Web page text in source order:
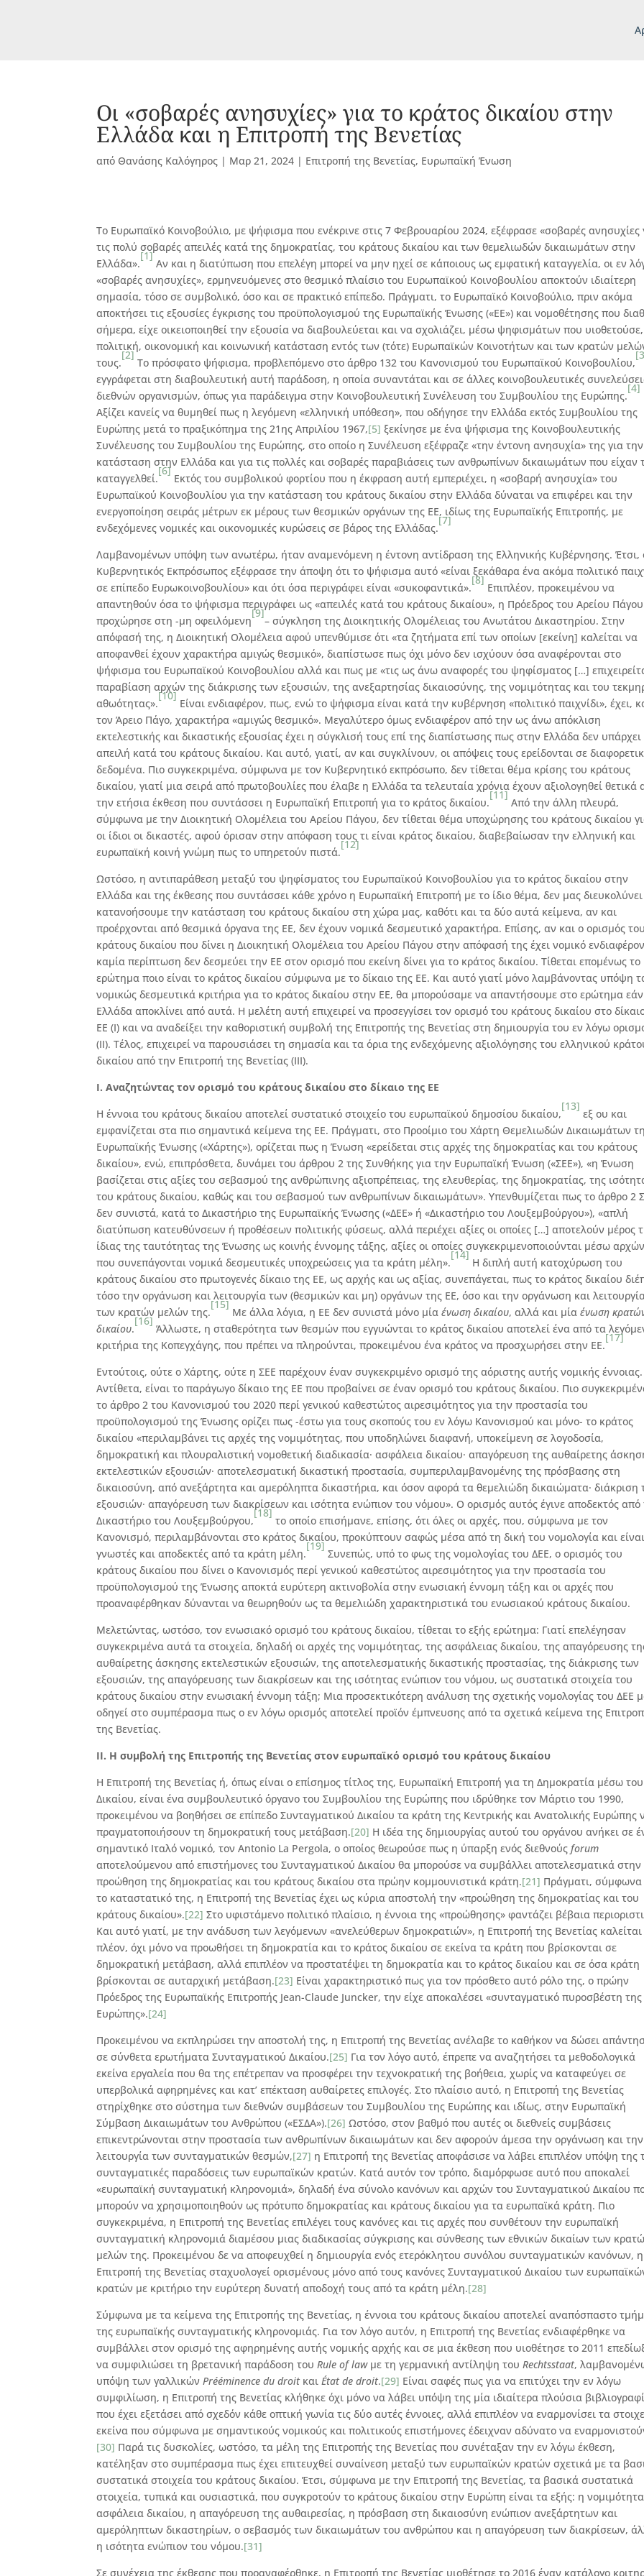
Οι «σοβαρές ανησυχίες» για το κράτος δικαίου στην
Ελλάδα και η Επιτροπή της Βενετίας
από Θανάσης Καλόγηρος | Μαρ 21, 2024 | Επιτροπή της Βενετίας, Ευρωπαϊκή Ένωση
Το Ευρωπαϊκό Κοινοβούλιο, με ψήφισμα που ενέκρινε στις 7 Φεβρουαρίου 2024, εξέφρασε «σοβαρές ανησυχίες
τις πολύ σοβαρές απειλές κατά της δημοκρατίας, του κράτους δικαίου και των θεμελιωδών δικαιωμάτων στην
Ελλάδα».
[1]
Αν και η διατύπωση που επελέγη μπορεί να μην ηχεί σε κάποιους ως εμφατική καταγγελία, οι εν
«σοβαρές ανησυχίες», ερμηνευόμενες στο θεσμικό πλαίσιο του Ευρωπαϊκού Κοινοβουλίου αποκτούν ιδιαίτερη
σημασία, τόσο σε συμβολικό, όσο και σε πρακτικό επίπεδο. Πράγματι, το Ευρωπαϊκό Κοινοβούλιο, πριν ακόμα
αποκτήσει τις εξουσίες έγκρισης του προϋπολογισμού της Ευρωπαϊκής Ένωσης («ΕΕ») και νομοθέτησης που
σήμερα, είχε οικειοποιηθεί την εξουσία να διαβουλεύεται και να σχολιάζει, μέσω ψηφισμάτων που
πολιτική, οικονομική και κοινωνική κατάσταση εντός των (τότε) Ευρωπαϊκών Κοινοτήτων και των κρατών
τους.
[2]
Το πρόσφατο ψήφισμα, προβλεπόμενο στο άρθρο 132 του Κανονισμού του Ευρωπαϊκού Κοινοβουλίου,
εγγράφεται στη διαβουλευτική αυτή παράδοση, η οποία συναντάται και σε άλλες κοινοβουλευτικές
διεθνών οργανισμών, όπως για παράδειγμα στην Κοινοβουλευτική Συνέλευση του Συμβουλίου της Ευρώπης.
[4]
Αξίζει κανείς να θυμηθεί πως η λεγόμενη «ελληνική υπόθεση», που οδήγησε την Ελλάδα εκτός Συμβουλίου της
Ευρώπης μετά το πραξικόπημα της 21ης Απριλίου 1967,[5] ξεκίνησε με ένα ψήφισμα της Κοινοβουλευτικής
Συνέλευσης του Συμβουλίου της Ευρώπης, στο οποίο η Συνέλευση εξέφραζε «την έντονη ανησυχία» της για την
κατάσταση στην Ελλάδα και για τις πολλές και σοβαρές παραβιάσεις των ανθρωπίνων δικαιωμάτων που είχαν
καταγγελθεί.
[6]
Εκτός του συμβολικού φορτίου που η έκφραση αυτή εμπεριέχει, η «σοβαρή ανησυχία» του
Ευρωπαϊκού Κοινοβουλίου για την κατάσταση του κράτους δικαίου στην Ελλάδα δύναται να επιφέρει και την
ενεργοποίηση σειράς μέτρων εκ μέρους των θεσμικών οργάνων της ΕΕ, ιδίως της Ευρωπαϊκής Επιτροπής, με
ενδεχόμενες νομικές και οικονομικές κυρώσεις σε βάρος της Ελλάδας.
[7]
Λαμβανομένων υπόψη των ανωτέρω, ήταν αναμενόμενη η έντονη αντίδραση της Ελληνικής Κυβέρνησης. Έτσι,
Κυβερνητικός Εκπρόσωπος εξέφρασε την άποψη ότι το ψήφισμα αυτό «είναι ξεκάθαρα ένα ακόμα πολιτικό
σε επίπεδο Ευρωκοινοβουλίου» και ότι όσα περιγράφει είναι «συκοφαντικά».
[8]
Επιπλέον, προκειμένου να
απαντηθούν όσα το ψήφισμα περιγράφει ως «απειλές κατά του κράτους δικαίου», η Πρόεδρος του Αρείου Πάγου
προχώρησε στη -μη οφειλόμενη
[9]
– σύγκληση της Διοικητικής Ολομέλειας του Ανωτάτου Δικαστηρίου. Στην
απόφασή της, η Διοικητική Ολομέλεια αφού υπενθύμισε ότι «τα ζητήματα επί των οποίων [εκείνη] καλείται να
αποφανθεί έχουν χαρακτήρα αμιγώς θεσμικό», διαπίστωσε πως όχι μόνο δεν ισχύουν όσα αναφέρονται στο
ψήφισμα του Ευρωπαϊκού Κοινοβουλίου αλλά και πως με «τις ως άνω αναφορές του ψηφίσματος […]
παραβίαση αρχών της διάκρισης των εξουσιών, της ανεξαρτησίας δικαιοσύνης, της νομιμότητας και του
αθωότητας».
[10]
Είναι ενδιαφέρον, πως, ενώ το ψήφισμα είναι κατά την κυβέρνηση «πολιτικό παιχνίδι», έχει,
τον Άρειο Πάγο, χαρακτήρα «αμιγώς θεσμικό». Μεγαλύτερο όμως ενδιαφέρον από την ως άνω απόκλιση
εκτελεστικής και δικαστικής εξουσίας έχει η σύγκλισή τους επί της διαπίστωσης πως στην Ελλάδα δεν υπάρχει
απειλή κατά του κράτους δικαίου. Και αυτό, γιατί, αν και συγκλίνουν, οι απόψεις τους ερείδονται σε
δεδομένα. Πιο συγκεκριμένα, σύμφωνα με τον Κυβερνητικό εκπρόσωπο, δεν τίθεται θέμα κρίσης του κράτους
δικαίου, γιατί μια σειρά από πρωτοβουλίες που έλαβε η Ελλάδα τα τελευταία χρόνια έχουν αξιολογηθεί θετικά
την ετήσια έκθεση που συντάσσει η Ευρωπαϊκή Επιτροπή για το κράτος δικαίου.
[11]
Από την άλλη πλευρά,
σύμφωνα με την Διοικητική Ολομέλεια του Αρείου Πάγου, δεν τίθεται θέμα υποχώρησης του κράτους δικαίου
οι ίδιοι οι δικαστές, αφού όρισαν στην απόφαση τους τι είναι κράτος δικαίου, διαβεβαίωσαν την ελληνική και
ευρωπαϊκή κοινή γνώμη πως το υπηρετούν πιστά.
[12]
Ωστόσο, η αντιπαράθεση μεταξύ του ψηφίσματος του Ευρωπαϊκού Κοινοβουλίου για το κράτος δικαίου στην
Ελλάδα και της έκθεσης που συντάσσει κάθε χρόνο η Ευρωπαϊκή Επιτροπή με το ίδιο θέμα, δεν μας
κατανοήσουμε την κατάσταση του κράτους δικαίου στη χώρα μας, καθότι και τα δύο αυτά κείμενα, αν και
προέρχονται από θεσμικά όργανα της ΕΕ, δεν έχουν νομικά δεσμευτικό χαρακτήρα. Επίσης, αν και ο ορισμός του
κράτους δικαίου που δίνει η Διοικητική Ολομέλεια του Αρείου Πάγου στην απόφασή της έχει νομικό
καμία περίπτωση δεν δεσμεύει την ΕΕ στον ορισμό που εκείνη δίνει για το κράτος δικαίου. Τίθεται επομένως το
ερώτημα ποιο είναι το κράτος δικαίου σύμφωνα με το δίκαιο της ΕΕ. Και αυτό γιατί μόνο λαμβάνοντας υπόψη
νομικώς δεσμευτικά κριτήρια για το κράτος δικαίου στην ΕΕ, θα μπορούσαμε να απαντήσουμε στο ερώτημα
Ελλάδα αποκλίνει από αυτά. Η μελέτη αυτή επιχειρεί να προσεγγίσει τον ορισμό του κράτους δικαίου στο
ΕΕ (Ι) και να αναδείξει την καθοριστική συμβολή της Επιτροπής της Βενετίας στη δημιουργία του εν λόγω
(ΙΙ). Τέλος, επιχειρεί να παρουσιάσει τη σημασία και τα όρια της ενδεχόμενης αξιολόγησης του ελληνικού
δικαίου από την Επιτροπή της Βενετίας (ΙΙΙ).
Ι. Αναζητώντας τον ορισμό του κράτους δικαίου στο δίκαιο της ΕΕ
Η έννοια του κράτους δικαίου αποτελεί συστατικό στοιχείο του ευρωπαϊκού δημοσίου δικαίου,
[13]
εξ ου και
εμφανίζεται στα πιο σημαντικά κείμενα της ΕΕ. Πράγματι, στο Προοίμιο του Χάρτη Θεμελιωδών Δικαιωμάτων
Ευρωπαϊκής Ένωσης («Χάρτης»), ορίζεται πως η Ένωση «ερείδεται στις αρχές της δημοκρατίας και του κράτους
δικαίου», ενώ, επιπρόσθετα, δυνάμει του άρθρου 2 της Συνθήκης για την Ευρωπαϊκή Ένωση («ΣΕΕ»), «η Ένωση
βασίζεται στις αξίες του σεβασμού της ανθρώπινης αξιοπρέπειας, της ελευθερίας, της δημοκρατίας, της
του κράτους δικαίου, καθώς και του σεβασμού των ανθρωπίνων δικαιωμάτων». Υπενθυμίζεται πως το άρθρο 2
δεν συνιστά, κατά το Δικαστήριο της Ευρωπαϊκής Ένωσης («ΔΕΕ» ή «Δικαστήριο του Λουξεμβούργου»), «απλή
διατύπωση κατευθύνσεων ή προθέσεων πολιτικής φύσεως, αλλά περιέχει αξίες οι οποίες […] αποτελούν μέρος
ίδιας της ταυτότητας της Ένωσης ως κοινής έννομης τάξης, αξίες οι οποίες συγκεκριμενοποιούνται μέσω αρχών
που συνεπάγονται νομικά δεσμευτικές υποχρεώσεις για τα κράτη μέλη».
[14]
Η διπλή αυτή κατοχύρωση του
κράτους δικαίου στο πρωτογενές δίκαιο της ΕΕ, ως αρχής και ως αξίας, συνεπάγεται, πως το κράτος δικαίου
τόσο την οργάνωση και λειτουργία των (θεσμικών και μη) οργάνων της ΕΕ, όσο και την οργάνωση και
των κρατών μελών της.
[15]
Με άλλα λόγια, η ΕΕ δεν συνιστά μόνο μίαένωση δικαίου, αλλά και μίαένωση
δικαίου.
[16]
Άλλωστε, η σταθερότητα των θεσμών που εγγυώνται το κράτος δικαίου αποτελεί ένα από τα
κριτήρια της Κοπεγχάγης, που πρέπει να πληρούνται, προκειμένου ένα κράτος να προσχωρήσει στην ΕΕ.
[17]
Εντούτοις, ούτε ο Χάρτης, ούτε η ΣΕΕ παρέχουν έναν συγκεκριμένο ορισμό της αόριστης αυτής νομικής έννοιας.
Αντίθετα, είναι το παράγωγο δίκαιο της ΕΕ που προβαίνει σε έναν ορισμό του κράτους δικαίου. Πιο
το άρθρο 2 του Κανονισμού του 2020 περί γενικού καθεστώτος αιρεσιμότητος για την προστασία του
προϋπολογισμού της Ένωσης ορίζει πως -έστω για τους σκοπούς του εν λόγω Κανονισμού και μόνο- το κράτος
δικαίου «περιλαμβάνει τις αρχές της νομιμότητας, που υποδηλώνει διαφανή, υποκείμενη σε λογοδοσία,
δημοκρατική και πλουραλιστική νομοθετική διαδικασία· ασφάλεια δικαίου· απαγόρευση της αυθαίρετης
εκτελεστικών εξουσιών· αποτελεσματική δικαστική προστασία, συμπεριλαμβανομένης της πρόσβασης στη
δικαιοσύνη, από ανεξάρτητα και αμερόληπτα δικαστήρια, και όσον αφορά τα θεμελιώδη δικαιώματα· διάκριση
εξουσιών· απαγόρευση των διακρίσεων και ισότητα ενώπιον του νόμου». Ο ορισμός αυτός έγινε αποδεκτός από
Δικαστήριο του Λουξεμβούργου,
[18]
το οποίο επισήμανε, επίσης, ότι όλες οι αρχές, που, σύμφωνα με τον
Κανονισμό, περιλαμβάνονται στο κράτος δικαίου, προκύπτουν σαφώς μέσα από τη δική του νομολογία και είναι
γνωστές και αποδεκτές από τα κράτη μέλη.
[19]
Συνεπώς, υπό το φως της νομολογίας του ΔΕΕ, ο ορισμός του
κράτους δικαίου που δίνει ο Κανονισμός περί γενικού καθεστώτος αιρεσιμότητος για την προστασία του
προϋπολογισμού της Ένωσης αποκτά ευρύτερη ακτινοβολία στην ενωσιακή έννομη τάξη και οι αρχές που
προαναφέρθηκαν δύνανται να θεωρηθούν ως τα θεμελιώδη χαρακτηριστικά του ενωσιακού κράτους δικαίου.
Μελετώντας, ωστόσο, τον ενωσιακό ορισμό του κράτους δικαίου, τίθεται το εξής ερώτημα: Γιατί επελέγησαν
συγκεκριμένα αυτά τα στοιχεία, δηλαδή οι αρχές της νομιμότητας, της ασφάλειας δικαίου, της απαγόρευσης
αυθαίρετης άσκησης εκτελεστικών εξουσιών, της αποτελεσματικής δικαστικής προστασίας, της διάκρισης των
εξουσιών, της απαγόρευσης των διακρίσεων και της ισότητας ενώπιον του νόμου, ως συστατικά στοιχεία του
κράτους δικαίου στην ενωσιακή έννομη τάξη; Μια προσεκτικότερη ανάλυση της σχετικής νομολογίας του ΔΕΕ
οδηγεί στο συμπέρασμα πως ο εν λόγω ορισμός αποτελεί προϊόν έμπνευσης από τα σχετικά κείμενα της
της Βενετίας.
II. Η συμβολή της Επιτροπής της Βενετίας στον ευρωπαϊκό ορισμό του κράτους δικαίου
Η Επιτροπή της Βενετίας ή, όπως είναι ο επίσημος τίτλος της, Ευρωπαϊκή Επιτροπή για τη Δημοκρατία μέσω του
Δικαίου, είναι ένα συμβουλευτικό όργανο του Συμβουλίου της Ευρώπης που ιδρύθηκε τον Μάρτιο του 1990,
προκειμένου να βοηθήσει σε επίπεδο Συνταγματικού Δικαίου τα κράτη της Κεντρικής και Ανατολικής Ευρώπης
πραγματοποιήσουν τη δημοκρατική τους μετάβαση.[20] Η ιδέα της δημιουργίας αυτού του οργάνου ανήκει σε
σημαντικό Ιταλό νομικό, τον Antonio La Pergola, ο οποίος θεωρούσε πως η ύπαρξη ενός διεθνούςforum
αποτελούμενου από επιστήμονες του Συνταγματικού Δικαίου θα μπορούσε να συμβάλλει αποτελεσματικά στην
προώθηση της δημοκρατίας και του κράτους δικαίου στα πρώην κομμουνιστικά κράτη.[21] Πράγματι, σύμφωνα
το καταστατικό της, η Επιτροπή της Βενετίας έχει ως κύρια αποστολή την «προώθηση της δημοκρατίας και του
κράτους δικαίου».[22] Στο υφιστάμενο πολιτικό πλαίσιο, η έννοια της «προώθησης» φαντάζει βέβαια
Και αυτό γιατί, με την ανάδυση των λεγόμενων «ανελεύθερων δημοκρατιών», η Επιτροπή της Βενετίας καλείται
πλέον, όχι μόνο να προωθήσει τη δημοκρατία και το κράτος δικαίου σε εκείνα τα κράτη που βρίσκονται σε
δημοκρατική μετάβαση, αλλά επιπλέον να προστατέψει τη δημοκρατία και το κράτος δικαίου και σε όσα κράτη
βρίσκονται σε αυταρχική μετάβαση.[23] Είναι χαρακτηριστικό πως για τον πρόσθετο αυτό ρόλο της, ο πρώην
Πρόεδρος της Ευρωπαϊκής Επιτροπής Jean-Claude Juncker, την είχε αποκαλέσει «συνταγματικό πυροσβέστη της
Ευρώπης».[24]
Προκειμένου να εκπληρώσει την αποστολή της, η Επιτροπή της Βενετίας ανέλαβε το καθήκον να δώσει
σε σύνθετα ερωτήματα Συνταγματικού Δικαίου.[25] Για τον λόγο αυτό, έπρεπε να αναζητήσει τα μεθοδολογικά
εκείνα εργαλεία που θα της επέτρεπαν να προσφέρει την τεχνοκρατική της βοήθεια, χωρίς να καταφεύγει σε
υπερβολικά αφηρημένες και κατ’ επέκταση αυθαίρετες επιλογές. Στο πλαίσιο αυτό, η Επιτροπή της Βενετίας
στηρίχθηκε στο σύστημα των διεθνών συμβάσεων του Συμβουλίου της Ευρώπης και ιδίως, στην Ευρωπαϊκή
Σύμβαση Δικαιωμάτων του Ανθρώπου («ΕΣΔΑ»).[26] Ωστόσο, στον βαθμό που αυτές οι διεθνείς συμβάσεις
επικεντρώνονται στην προστασία των ανθρωπίνων δικαιωμάτων και δεν αφορούν άμεσα την οργάνωση και την
λειτουργία των συνταγματικών θεσμών,[27] η Επιτροπή της Βενετίας αποφάσισε να λάβει επιπλέον υπόψη της
συνταγματικές παραδόσεις των ευρωπαϊκών κρατών. Κατά αυτόν τον τρόπο, διαμόρφωσε αυτό που αποκαλεί
«ευρωπαϊκή συνταγματική κληρονομιά», δηλαδή ένα σύνολο κανόνων και αρχών του Συνταγματικού Δικαίου
μπορούν να χρησιμοποιηθούν ως πρότυπο δημοκρατίας και κράτους δικαίου για τα ευρωπαϊκά κράτη. Πιο
συγκεκριμένα, η Επιτροπή της Βενετίας επιλέγει τους κανόνες και τις αρχές που συνθέτουν την ευρωπαϊκή
συνταγματική κληρονομιά διαμέσου μιας διαδικασίας σύγκρισης και σύνθεσης των εθνικών δικαίων των
μελών της. Προκειμένου δε να αποφευχθεί η δημιουργία ενός ετερόκλητου συνόλου συνταγματικών κανόνων, η
Επιτροπή της Βενετίας σταχυολογεί ορισμένους μόνο από τους κανόνες Συνταγματικού Δικαίου των
κρατών με κριτήριο την ευρύτερη δυνατή αποδοχή τους από τα κράτη μέλη.[28]
Σύμφωνα με τα κείμενα της Επιτροπής της Βενετίας, η έννοια του κράτους δικαίου αποτελεί αναπόσπαστο
της ευρωπαϊκής συνταγματικής κληρονομιάς. Για τον λόγο αυτόν, η Επιτροπή της Βενετίας ενδιαφέρθηκε να
συμβάλλει στον ορισμό της αφηρημένης αυτής νομικής αρχής και σε μια έκθεση που υιοθέτησε το 2011
να συμφιλιώσει τη βρετανική παράδοση τουRule of lawμε τη γερμανική αντίληψη τουRechtsstaat,
υπόψη των γαλλικώνPrééminence du droitκαιÉtat de droit.[29] Είναι σαφές πως για να επιτύχει την εν λόγω
συμφιλίωση, η Επιτροπή της Βενετίας κλήθηκε όχι μόνο να λάβει υπόψη της μία ιδιαίτερα πλούσια
που έχει εξετάσει από σχεδόν κάθε οπτική γωνία τις δύο αυτές έννοιες, αλλά επιπλέον να εναρμονίσει τα
εκείνα που σύμφωνα με σημαντικούς νομικούς και πολιτικούς επιστήμονες έδειχναν αδύνατο να
[30] Παρά τις δυσκολίες, ωστόσο, τα μέλη της Επιτροπής της Βενετίας που συνέταξαν την εν λόγω έκθεση,
κατέληξαν στο συμπέρασμα πως έχει επιτευχθεί συναίνεση μεταξύ των ευρωπαϊκών κρατών σχετικά με τα
συστατικά στοιχεία του κράτους δικαίου. Έτσι, σύμφωνα με την Επιτροπή της Βενετίας, τα βασικά συστατικά
στοιχεία, τυπικά και ουσιαστικά, που συγκροτούν το κράτους δικαίου στην Ευρώπη είναι τα εξής: η
ασφάλεια δικαίου, η απαγόρευση της αυθαιρεσίας, η πρόσβαση στη δικαιοσύνη ενώπιον ανεξάρτητων και
αμερόληπτων δικαστηρίων, ο σεβασμός των δικαιωμάτων του ανθρώπου και η απαγόρευση των διακρίσεων,
η ισότητα ενώπιον του νόμου.[31]
Σε συνέχεια της έκθεσης που προαναφέρθηκε, η Επιτροπή της Βενετίας υιοθέτησε το 2016 έναν κατάλογο